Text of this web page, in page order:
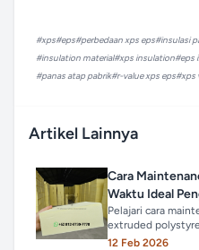
#xps#eps#perbedaan xps eps#insulasi
#insulation material#xps insulation#eps
#panas atap pabrik#r-value xps eps#xps
Artikel Lainnya
Cara
Waktu Ideal
Industri
Pelajari cara
extruded
insulasi tetap
12 Feb 2026